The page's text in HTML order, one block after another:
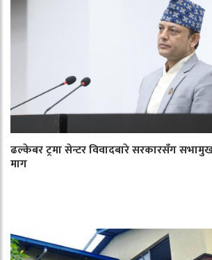
ढल्केबर ट्रमा सेन्टर विवादबारे सरकारसँग
माग